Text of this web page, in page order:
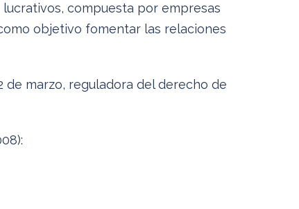
compuesta por empresas
objetivo fomentar las relaciones
de marzo, reguladora del derecho de